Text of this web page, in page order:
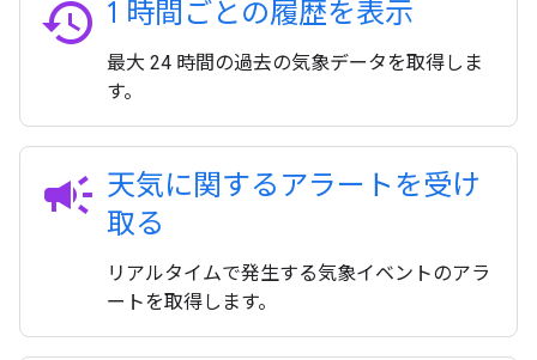
history 1 時間ごとの履歴を表示
最大 24 時間の過去の気象データを取得しま
す。
campaign 天気に関するアラートを受け
取る
リアルタイムで発生する気象イベントのアラ
ートを取得します。